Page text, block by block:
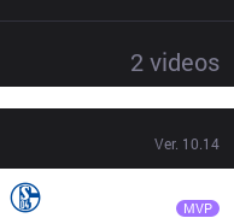
2 videos
Ver. 10.14
MVP